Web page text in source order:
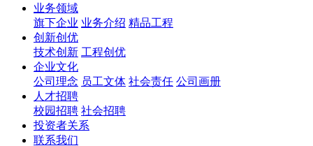
业务领域
旗下企业 业务介绍 精品工程
创新创优
技术创新 工程创优
企业文化
公司理念 员工文体 社会责任 公司画册
人才招聘
校园招聘 社会招聘
投资者关系
联系我们